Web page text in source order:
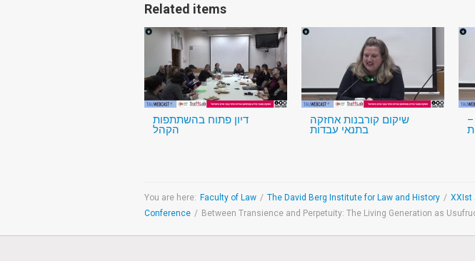
Related items
דיון פתוח בהשתתפות
הקהל
שיקום קורבנות אחזקה
בתנאי עבדות
You are here: Faculty of Law / The David Berg Institute for Law and History / XXIst
Conference / Between Transience and Perpetuity: The Living Generation as